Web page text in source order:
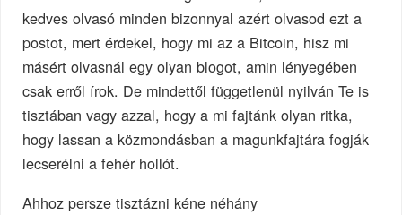
kedves olvasó minden bizonnyal azért olvasod ezt a
postot, mert érdekel, hogy mi az a Bitcoin, hisz mi
másért olvasnál egy olyan blogot, amin lényegében
csak erről írok. De mindettől függetlenül nyilván Te is
tisztában vagy azzal, hogy a mi fajtánk olyan ritka,
hogy lassan a közmondásban a magunkfajtára fogják
lecserélni a fehér hollót.
Ahhoz persze tisztázni kéne néhány